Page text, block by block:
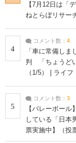
【7月12日は「
ねとらぼリサー
4
コメント数： 4
「車に常備し
判 「ちょうど
（1/5） | ライ
5
コメント数： 3
【バレーボー
している「日本
票実施中】（投